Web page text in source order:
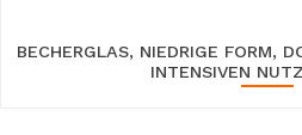
BECHERGLAS, NIEDRIGE FORM,
INTENSIVEN